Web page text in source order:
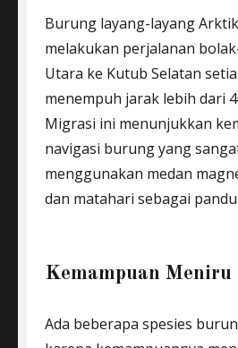
Burung layang-layang
melakukan perjalanan
Utara ke Kutub Selatan
menempuh jarak lebih dari
Migrasi ini menunjukkan
navigasi burung yang
menggunakan medan
dan matahari sebagai
Kemampuan Meniru
Ada beberapa spesies